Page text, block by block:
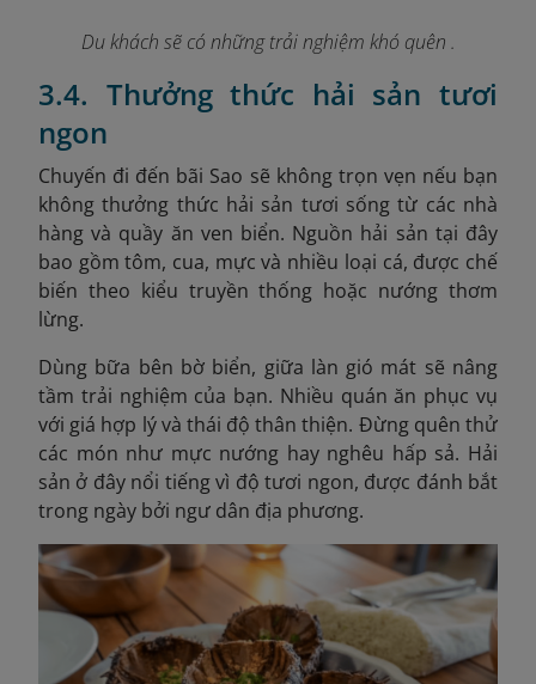
Du khách sẽ có những trải nghiệm khó quên .
3.4. Thưởng thức hải sản tươi
ngon
Chuyến đi đến bãi Sao sẽ không trọn vẹn nếu bạn
không thưởng thức hải sản tươi sống từ các nhà
hàng và quầy ăn ven biển. Nguồn hải sản tại đây
bao gồm tôm, cua, mực và nhiều loại cá, được chế
biến theo kiểu truyền thống hoặc nướng thơm
lừng.
Dùng bữa bên bờ biển, giữa làn gió mát sẽ nâng
tầm trải nghiệm của bạn. Nhiều quán ăn phục vụ
với giá hợp lý và thái độ thân thiện. Đừng quên thử
các món như mực nướng hay nghêu hấp sả. Hải
sản ở đây nổi tiếng vì độ tươi ngon, được đánh bắt
trong ngày bởi ngư dân địa phương.